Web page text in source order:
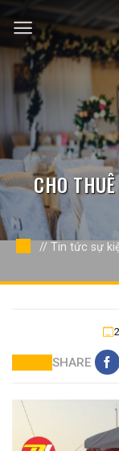
qua
nội
dung
CHO
// Tin tức sự
SHARE